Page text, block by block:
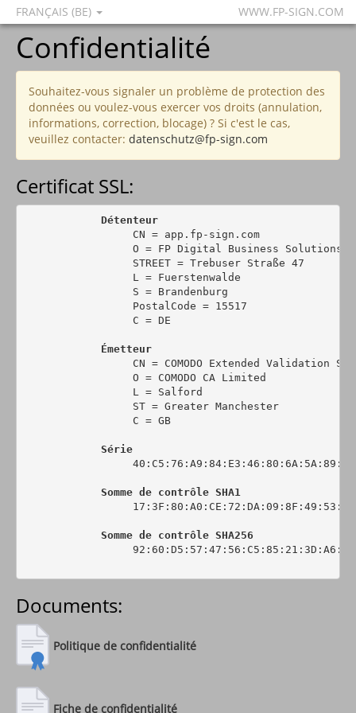
FRANÇAIS (BE) WWW.FP-SIGN.COM
Confidentialité
Souhaitez-vous signaler un problème de protection des
données ou voulez-vous exercer vos droits (annulation,
informations, correction, blocage) ? Si c'est le cas,
veuillez contacter: datenschutz@fp-sign.com
Certificat SSL:
Détenteur
                 CN = app.fp-sign.com
O = FP Digital Business Solutions
                 STREET = Trebuser Straße 47
                 L = Fuerstenwalde
                 S = Brandenburg
                 PostalCode = 15517
                 C = DE
Émetteur
CN = COMODO Extended Validation
                 O = COMODO CA Limited
                 L = Salford
                 ST = Greater Manchester
                 C = GB
Série
Somme de contrôle SHA1
Somme de contrôle SHA256
Documents:
Politique de confidentialité
Fiche de confidentialité